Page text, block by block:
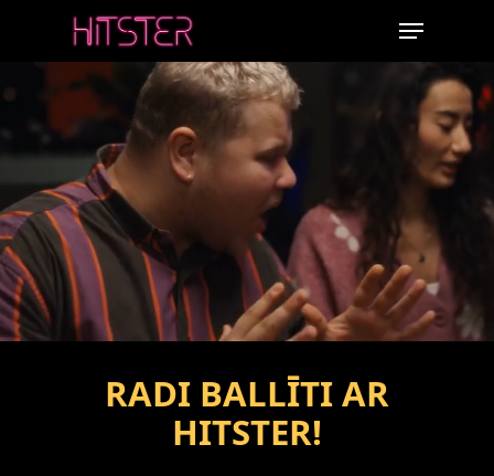
content
Menu
RADI BALLĪTI AR
HITSTER!